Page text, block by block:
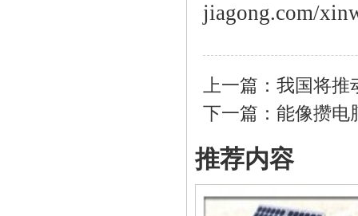
jiagong.com/
上一篇： 我国将推
下一篇： 能像攒电
推荐内容